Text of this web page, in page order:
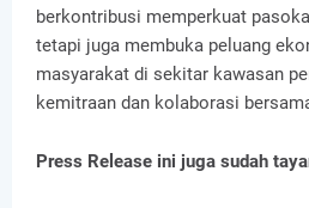
berkontribusi memperkuat
tetapi juga membuka peluang
masyarakat di sekitar kawasan
kemitraan dan kolaborasi
Press Release ini juga sudah